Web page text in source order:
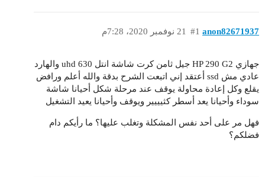
anon82671937 21 نوفمبر 2020، 7:28م #1
جهازي HP 290 G2 جيل ثامن كرت شاشة انتل uhd 630 والهارد
عادي مش ssd أعتقد إني اتبعت الشرح بدقة والله أعلم ورافض
يقلع وكل إعادة محاولة يوقف عند مرحلة شكل أحيانا شاشة
سوداء وأحيانا يعد أسطر كثيييير ويوقف وأحيانا يعيد التشغيل
فهل مر على أحد نفس المشكلة وتغلب عليها؟ ما رأيكم دام
فضلكم؟